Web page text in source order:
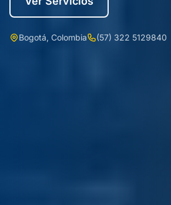
Bogotá, Colombia (57) 322 5129840